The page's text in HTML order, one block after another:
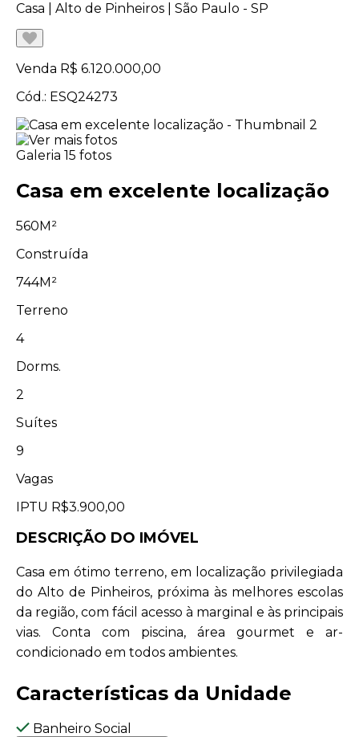
Casa | Alto de Pinheiros | São Paulo - SP
Venda R$ 6.120.000,00
Cód.: ESQ24273
Galeria 15 fotos
Casa em excelente localização
560M²
Construída
744M²
Terreno
4
Dorms.
2
Suítes
9
Vagas
IPTU R$3.900,00
DESCRIÇÃO DO IMÓVEL
Casa em ótimo terreno, em localização privilegiada
do Alto de Pinheiros, próxima às melhores escolas
da região, com fácil acesso à marginal e às principais
vias. Conta com piscina, área gourmet e ar-
condicionado em todos ambientes.
Características da Unidade
Banheiro Social